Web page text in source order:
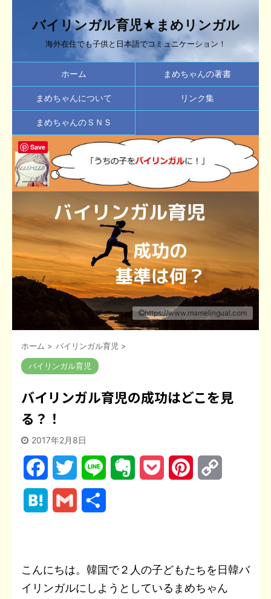
バイリンガル育児★まめリンガル
海外在住でも子供と日本語でコミュニケーション！
ホーム まめちゃんの著書
まめちゃんについて リンク集
まめちゃんのＳＮＳ
https://www.mamelingual.com
ホーム > バイリンガル育児 >
バイリンガル育児
バイリンガル育児の成功はどこを見
る？！
2017年2月8日
a
b
o
w
e
n
o
e
t
e
r
L
i
e
i
こんにちは。韓国で２人の子どもたちを日韓バ
イリンガルにしようとしているまめちゃん
Save